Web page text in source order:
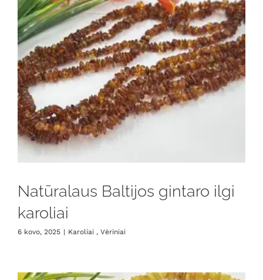
Natūralaus Baltijos gintaro ilgi
karoliai
6 kovo, 2025 | Karoliai , Vėriniai